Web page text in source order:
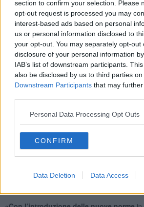
section to confirm your selection. Please
opt-out request is processed you may
interest-based ads based on personal
us or personal information disclosed to
your opt-out. You may separately opt-out
disclosure of your personal information
IAB’s list of downstream participants.
also be disclosed by us to third parties on
Downstream Participants that may
Personal Data Processing Opt Outs
CONFIRM
Data Deletion Data Access
dare scarso peso all'attività di recupero/
alla base di un sistema tributario equo.
– conclude Giulianelli - costituisce una
all'attività di verifica, da parte del Comune,
dichiarati inesigibili e al conseguente
economico finanziario da presentareal
soli crediti considerati effettivamente non
Per questi motivi l’Amministrazione
importante cercare un confrontocon tutti
Comuni interessati dal problema, al fine di
territoriale di competenza.
Sulla base delledisposizioni normative
mancati ricavi della tariffa di igiene
componenti di costo della TARI, comporterà
l’Amministrazione comunale di Chianciano
sono altri strumenti per recuperare le
contribuenti.